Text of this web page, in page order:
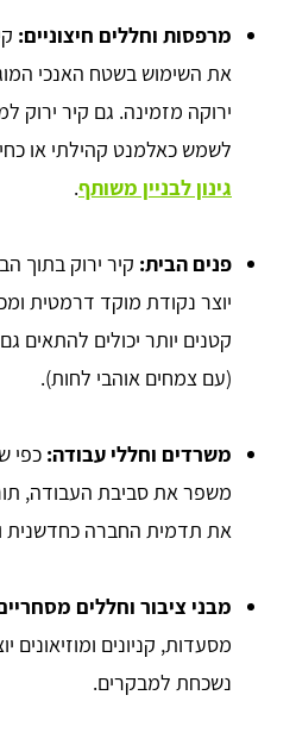
מרפסות וחללים חיצוניים:
את השימוש בשטח האנכי
ירוקה מזמינה. גם קיר ירוק
לשמש כאלמנט קהילתי או
גינון לבניין משותף.
פנים הבית: קיר ירוק בתוך
יוצר נקודת מוקד דרמטית
קטנים יותר יכולים להתאים
(עם צמחים אוהבי לחות).
משרדים וחללי עבודה: כפי
משפר את סביבת העבודה,
את תדמית החברה כחדשנית
מבני ציבור וחללים
מסעדות, קניונים ומוזיאונים
נשכחת למבקרים.